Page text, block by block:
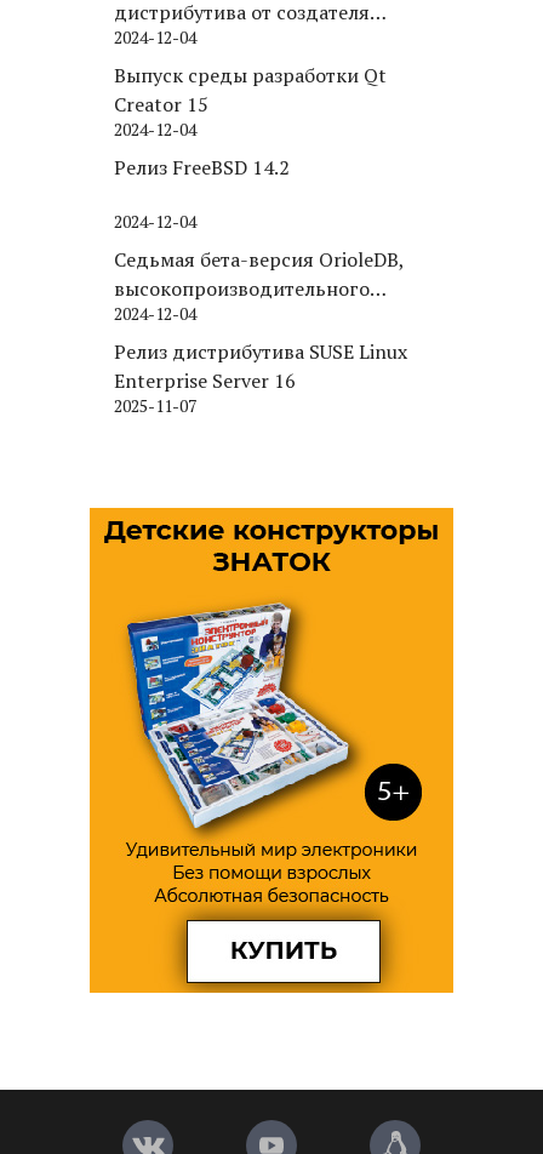
дистрибутива от создателя
Puppy Linux
2024-12-04
Выпуск среды разработки Qt
Creator 15
2024-12-04
Релиз FreeBSD 14.2
2024-12-04
Седьмая бета-версия OrioleDB,
высокопроизводительного
движка хранения для PostgreSQL
2024-12-04
Релиз дистрибутива SUSE Linux
Enterprise Server 16
2025-11-07